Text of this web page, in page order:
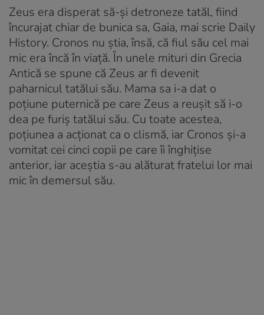
Zeus era disperat să-și detroneze tatăl, fiind
încurajat chiar de bunica sa, Gaia, mai scrie Daily
History. Cronos nu știa, însă, că fiul său cel mai
mic era încă în viață. În unele mituri din Grecia
Antică se spune că Zeus ar fi devenit
paharnicul tatălui său. Mama sa i-a dat o
poțiune puternică pe care Zeus a reușit să i-o
dea pe furiș tatălui său. Cu toate acestea,
poțiunea a acționat ca o clismă, iar Cronos și-a
vomitat cei cinci copii pe care îi înghițise
anterior, iar aceștia s-au alăturat fratelui lor mai
mic în demersul său.